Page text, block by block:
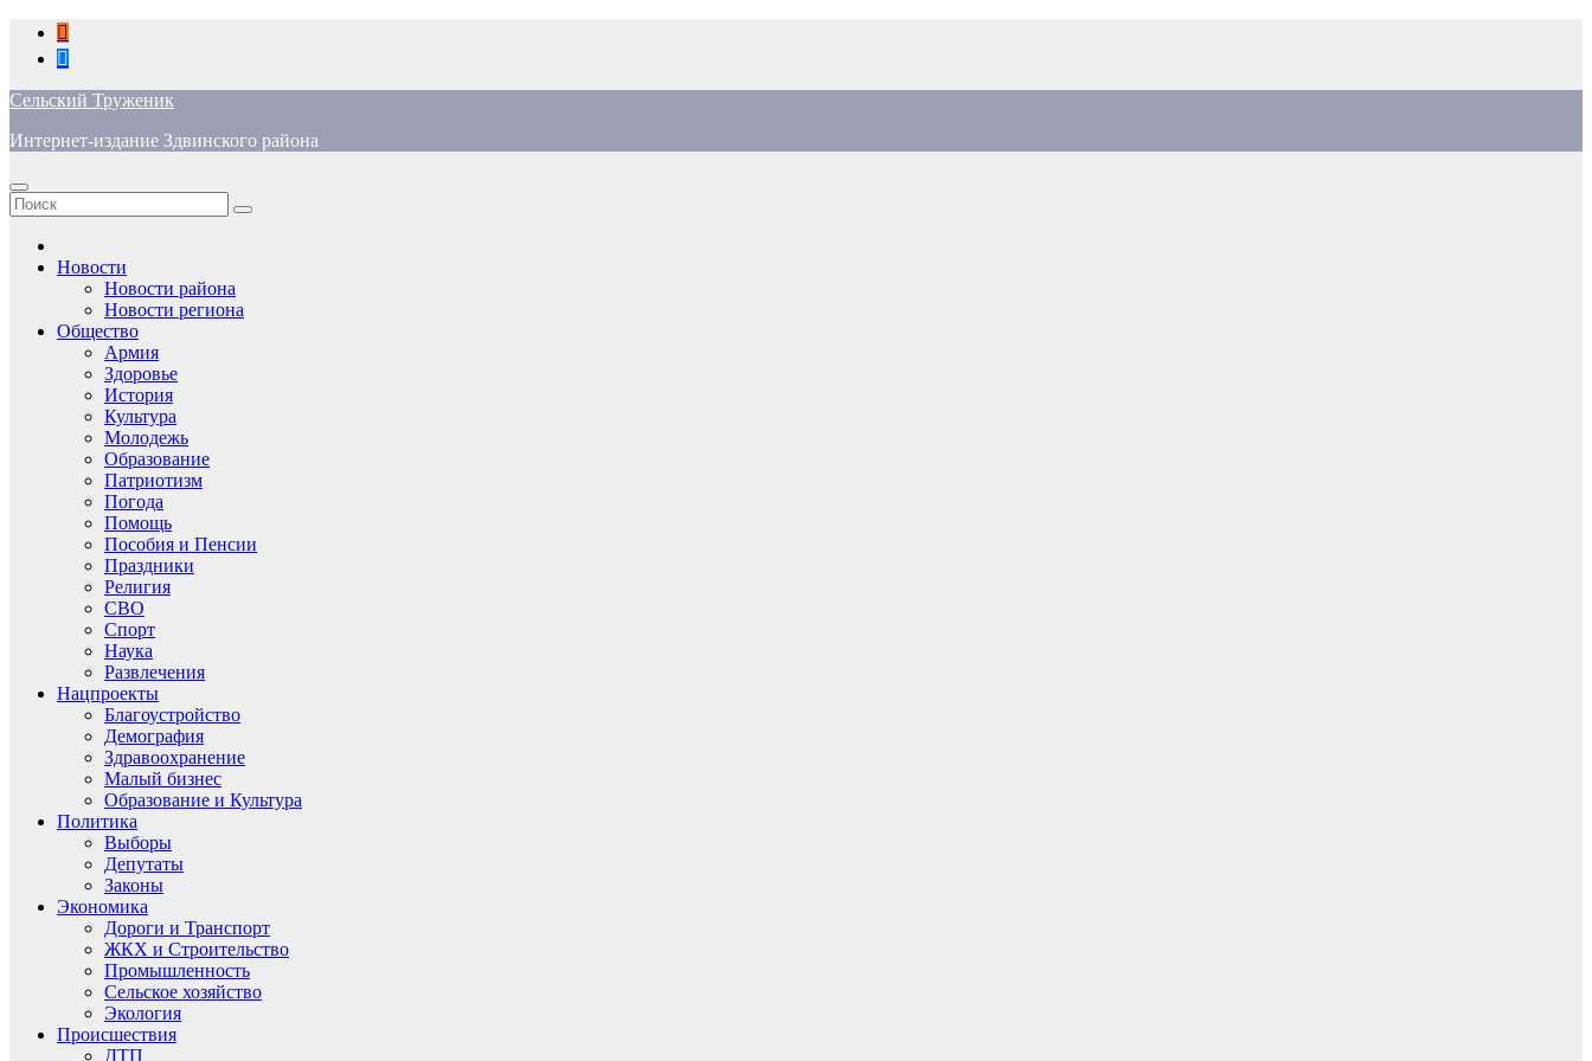
Перейти
содержимому
Сельский Труженик
Интернет-издание Здвинского района
Новости
Новости района
Новости региона
Общество
Армия
Здоровье
История
Культура
Молодежь
Образование
Патриотизм
Погода
Помощь
Пособия и Пенсии
Праздники
Религия
СВО
Спорт
Наука
Развлечения
Нацпроекты
Благоустройство
Демография
Здравоохранение
Малый бизнес
Образование и Культура
Политика
Выборы
Депутаты
Законы
Экономика
Дороги и Транспорт
ЖКХ и Строительство
Промышленность
Сельское хозяйство
Экология
Происшествия
ДТП